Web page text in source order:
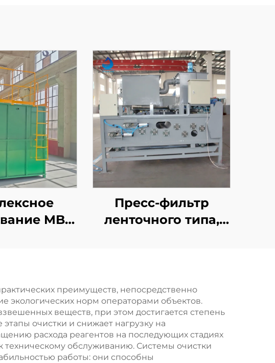
MBR
Пресс-фильтр
ленточного типа,
разделения
твердой и жидкой
фазы для очистки
сточных вод
преимуществ, непосредственно
экологических норм операторами объектов.
веществ, при этом достигается степень
очистки и снижает нагрузку на
расхода реагентов на последующих стадиях
техническому обслуживанию. Системы очистки
работы: они способны